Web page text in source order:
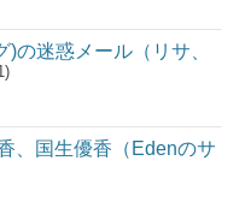
の迷惑メール（リサ、
、国生優香（Edenのサ